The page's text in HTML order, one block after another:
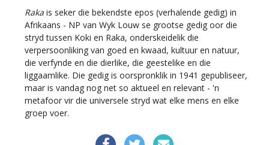
Rakais seker die bekendste epos (verhalende gedig) in
Afrikaans - NP van Wyk Louw se grootse gedig oor die
stryd tussen Koki en Raka, onderskeidelik die
verpersoonliking van goed en kwaad, kultuur en natuur,
die verfynde en die dierlike, die geestelike en die
liggaamlike. Die gedig is oorspronklik in 1941 gepubliseer,
maar is vandag nog net so aktueel en relevant - 'n
metafoor vir die universele stryd wat elke mens en elke
groep voer.